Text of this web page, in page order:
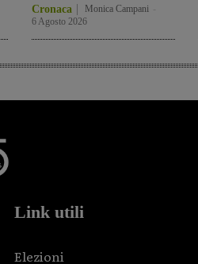
Cronaca Monica Campani
6 Agosto 2026
Link utili
Elezioni